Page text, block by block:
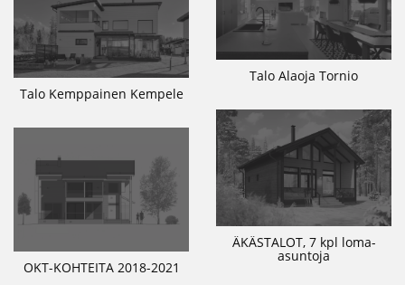
Talo Alaoja Tornio
Talo Kemppainen Kempele
ÄKÄSTALOT, 7 kpl loma-
asuntoja
OKT-KOHTEITA 2018-2021